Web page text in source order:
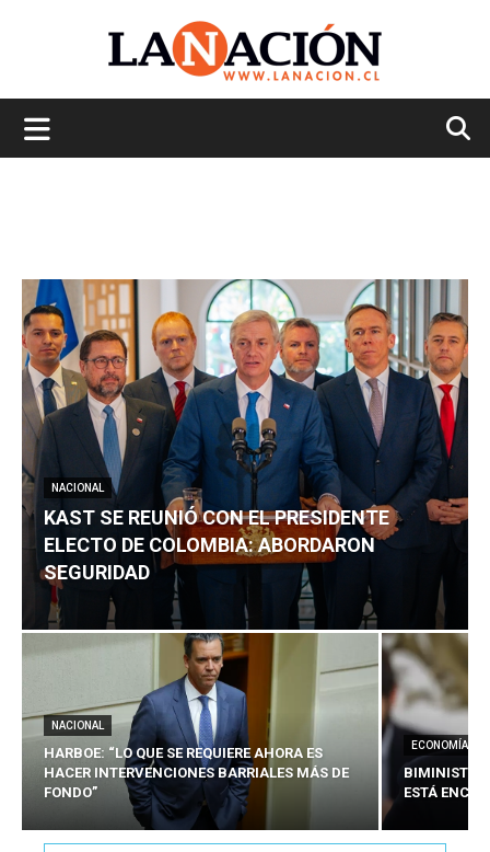
NACIONAL
KAST SE REUNIÓ CON EL PRESIDENTE
ELECTO DE COLOMBIA: ABORDARON
SEGURIDAD
NACIONAL
HARBOE: “LO QUE SE REQUIERE AHORA ES
HACER INTERVENCIONES BARRIALES MÁS DE
FONDO”
ECONOMÍA
BIMINISTRO
ESTÁ